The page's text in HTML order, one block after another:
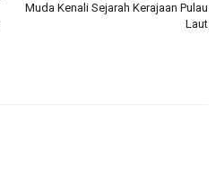
Muda Kenali Sejarah Kerajaan Pulau
Laut